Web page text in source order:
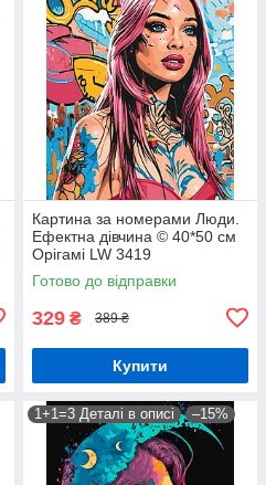
Картина за номерами Люди.
Ефектна дівчина © 40*50 см
Орігамі LW 3419
Готово до відправки
329 ₴ 389 ₴
Купити
1+1=3 Деталі в описі –15%